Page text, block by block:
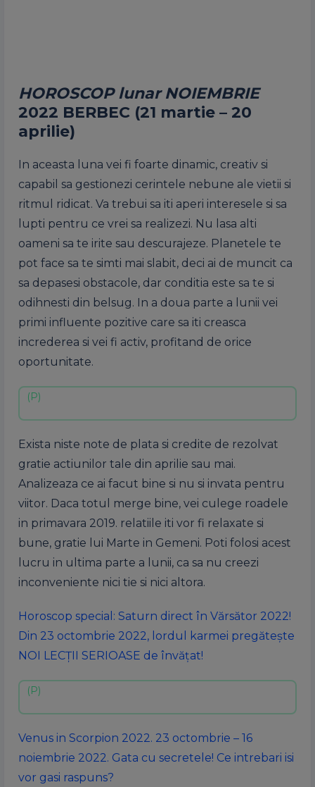
HOROSCOP lunar NOIEMBRIE
2022 BERBEC (21 martie – 20
aprilie)
In aceasta luna vei fi foarte dinamic, creativ si
capabil sa gestionezi cerintele nebune ale vietii si
ritmul ridicat. Va trebui sa iti aperi interesele si sa
lupti pentru ce vrei sa realizezi. Nu lasa alti
oameni sa te irite sau descurajeze. Planetele te
pot face sa te simti mai slabit, deci ai de muncit ca
sa depasesi obstacole, dar conditia este sa te si
odihnesti din belsug. In a doua parte a lunii vei
primi influente pozitive care sa iti creasca
increderea si vei fi activ, profitand de orice
oportunitate.
Exista niste note de plata si credite de rezolvat
gratie actiunilor tale din aprilie sau mai.
Analizeaza ce ai facut bine si nu si invata pentru
viitor. Daca totul merge bine, vei culege roadele
in primavara 2019. relatiile iti vor fi relaxate si
bune, gratie lui Marte in Gemeni. Poti folosi acest
lucru in ultima parte a lunii, ca sa nu creezi
inconveniente nici tie si nici altora.
Horoscop special: Saturn direct în Vărsător 2022!
Din 23 octombrie 2022, lordul karmei pregătește
NOI LECȚII SERIOASE de învățat!
Venus in Scorpion 2022. 23 octombrie – 16
noiembrie 2022. Gata cu secretele! Ce intrebari isi
vor gasi raspuns?